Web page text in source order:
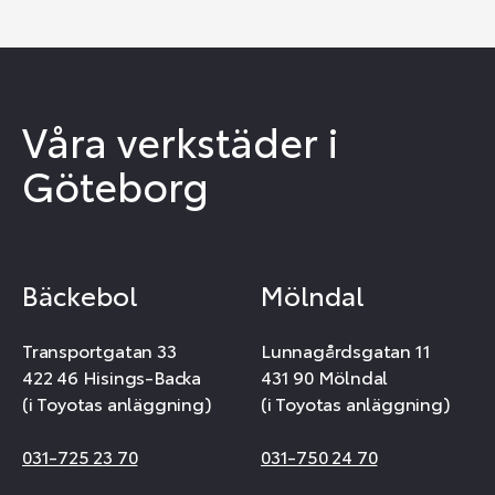
Våra verkstäder i
Göteborg
Bäckebol
Transportgatan 33
422 46 Hisings-Backa
(i Toyotas anläggning)
031-725 23 70
Mölndal
Lunnagårdsgatan 11
431 90 Mölndal
(i Toyotas anläggning)
031-750 24 70